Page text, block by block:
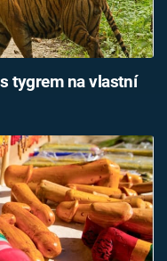
tygrem na vlastní